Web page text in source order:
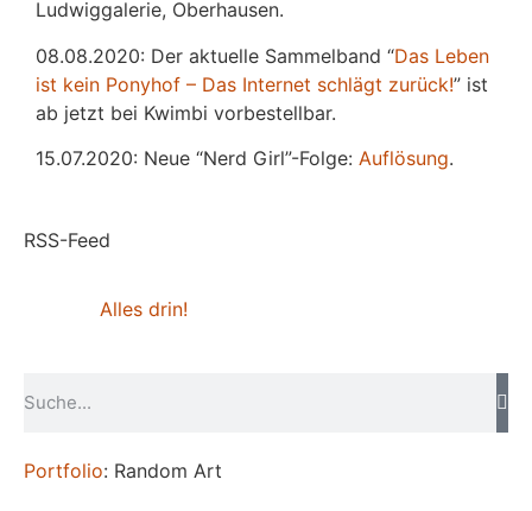
Ludwiggalerie, Oberhausen.
08.08.2020: Der aktuelle Sammelband “Das Leben
ist kein Ponyhof – Das Internet schlägt zurück!” ist
ab jetzt bei Kwimbi vorbestellbar.
15.07.2020: Neue “Nerd Girl”-Folge: Auflösung.
RSS-Feed
Alles drin!
Portfolio: Random Art